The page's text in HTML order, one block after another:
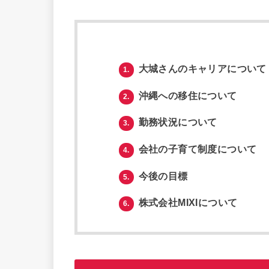
1. 大城さんのキャリアについて
2. 沖縄への移住について
3. 勤務状況について
4. 会社の子育て制度について
5. 今後の目標
6. 株式会社MIXIについて